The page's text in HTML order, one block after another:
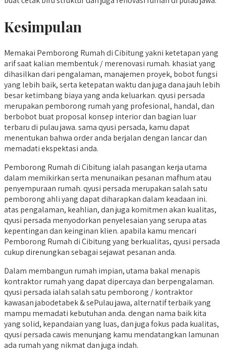
Kesimpulan
Memakai Pemborong Rumah di Cibitung yakni ketetapan yang
arif saat kalian membentuk / merenovasi rumah. khasiat yang
dihasilkan dari pengalaman, manajemen proyek, bobot fungsi
yang lebih baik, serta ketepatan waktu dan juga dana jauh lebih
besar ketimbang biaya yang anda keluarkan. qyusi persada
merupakan pemborong rumah yang profesional, handal, dan
berbobot buat proposal konsep interior dan bagian luar
terbaru di pulau jawa. sama qyusi persada, kamu dapat
menentukan bahwa order anda berjalan dengan lancar dan
memadati ekspektasi anda.
Pemborong Rumah di Cibitung ialah pasangan kerja utama
dalam memikirkan serta menunaikan pesanan mafhum atau
penyempuraan rumah. qyusi persada merupakan salah satu
pemborong ahli yang dapat diharapkan dalam keadaan ini.
atas pengalaman, keahlian, dan juga komitmen akan kualitas,
qyusi persada menyodorkan penyelesaian yang serupa atas
kepentingan dan keinginan klien. apabila kamu mencari
Pemborong Rumah di Cibitung yang berkualitas, qyusi persada
cukup direnungkan sebagai sejawat pesanan anda.
Dalam membangun rumah impian, utama bakal menapis
kontraktor rumah yang dapat dipercaya dan berpengalaman.
qyusi persada ialah salah satu pemborong / kontraktor
kawasan jabodetabek & sePulau jawa, alternatif terbaik yang
mampu memadati kebutuhan anda. dengan nama baik kita
yang solid, kepandaian yang luas, dan juga fokus pada kualitas,
qyusi persada cawis menunjang kamu mendatangkan lamunan
ada rumah yang nikmat dan juga indah.